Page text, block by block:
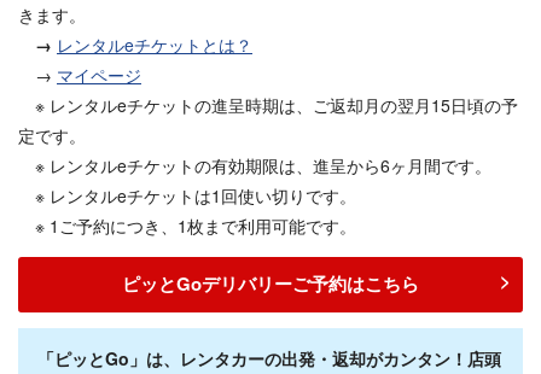
きます。
→ レンタルeチケットとは？
→ マイページ
※ レンタルeチケットの進呈時期は、ご返却月の翌月15日頃の予
定です。
※ レンタルeチケットの有効期限は、進呈から6ヶ月間です。
※ レンタルeチケットは1回使い切りです。
※ 1ご予約につき、1枚まで利用可能です。
ピッとGoデリバリーご予約はこちら
「ピッとGo」は、レンタカーの出発・返却がカンタン！店頭